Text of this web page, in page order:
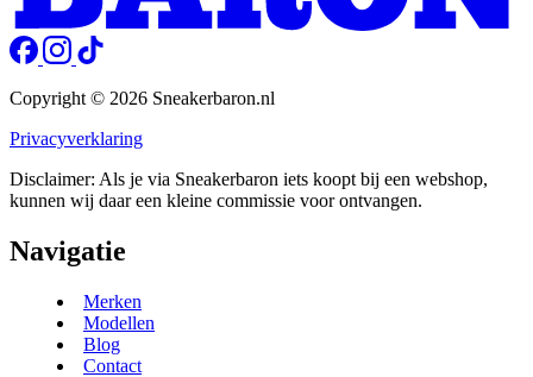
Copyright © 2026 Sneakerbaron.nl
Privacyverklaring
Disclaimer: Als je via Sneakerbaron iets koopt bij een webshop,
kunnen wij daar een kleine commissie voor ontvangen.
Navigatie
Merken
Modellen
Blog
Contact